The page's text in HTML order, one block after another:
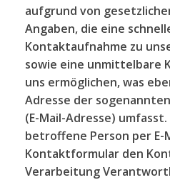
aufgrund von
Angaben, die eine
Kontaktaufnahme zu
sowie eine unmittelbare
uns ermöglichen, was
Adresse der
(E-Mail-Adresse)
betroffene Person per E-
Kontaktformular den
Verarbeitung